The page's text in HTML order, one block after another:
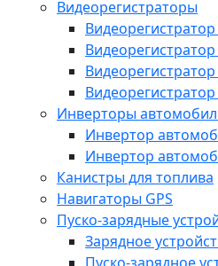
Видеорегистраторы
Видеорегистратор
Видеорегистратор
Инверторы
Инвертор
Инвертор
Канистры для топлива
Навигаторы GPS
Пуско-зарядные
Зарядное